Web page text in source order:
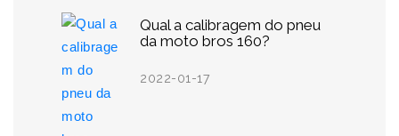
Qual a calibragem do pneu
da moto bros 160?
2022-01-17